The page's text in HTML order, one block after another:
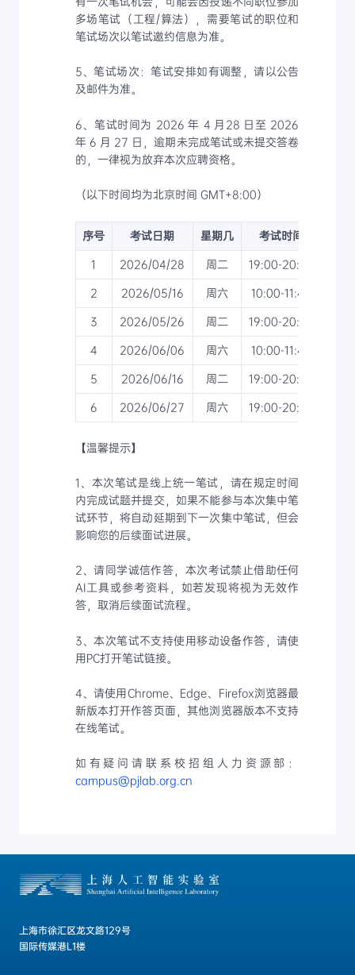
多场笔试（工程/算法），需要笔试的职位和
笔试场次以笔试邀约信息为准。
5、笔试场次：笔试安排如有调整，请以公告
及邮件为准。
6、笔试时间为 2026 年 4 月28 日至 2026
年 6 月 27 日，逾期未完成笔试或未提交答卷
的，一律视为放弃本次应聘资格。
（以下时间均为北京时间 GMT+8:00）
序号 考试日期 星期几 考试时间
1
2026/04/28 周二 19:00-20:40
2
2026/05/16 周六 10:00-11:40
3
2026/05/26 周二 19:00-20:40
4
2026/06/06 周六 10:00-11:40
5
2026/06/16 周二 19:00-20:40
6
2026/06/27 周六 19:00-20:40
【温馨提示】
1、本次笔试是线上统一笔试，请在规定时间
内完成试题并提交，如果不能参与本次集中笔
试环节，将自动延期到下一次集中笔试，但会
影响您的后续面试进展。
2、请同学诚信作答，本次考试禁止借助任何
AI工具或参考资料，如若发现将视为无效作
答，取消后续面试流程。
3、本次笔试不支持使用移动设备作答，请使
用PC打开笔试链接。
4、请使用Chrome、Edge、Firefox浏览器最
新版本打开作答页面，其他浏览器版本不支持
在线笔试。
如有疑问请联系校招组人力资源部：
campus@pjlab.org.cn
上海市徐汇区龙文路129号
国际传媒港L1楼